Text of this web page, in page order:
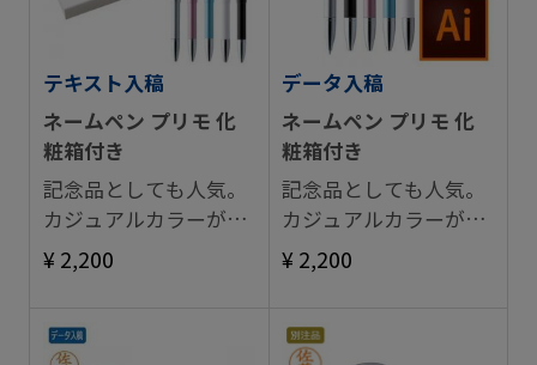
テキスト入稿
ネームペン プリモ 化
粧箱付き
記念品としても人気。
カジュアルカラーが魅
力なネームペン。
¥ 2,200
データ入稿
ネームペン プリモ 化
粧箱付き
記念品としても人気。
カジュアルカラーが魅
力なネームペン。
¥ 2,200